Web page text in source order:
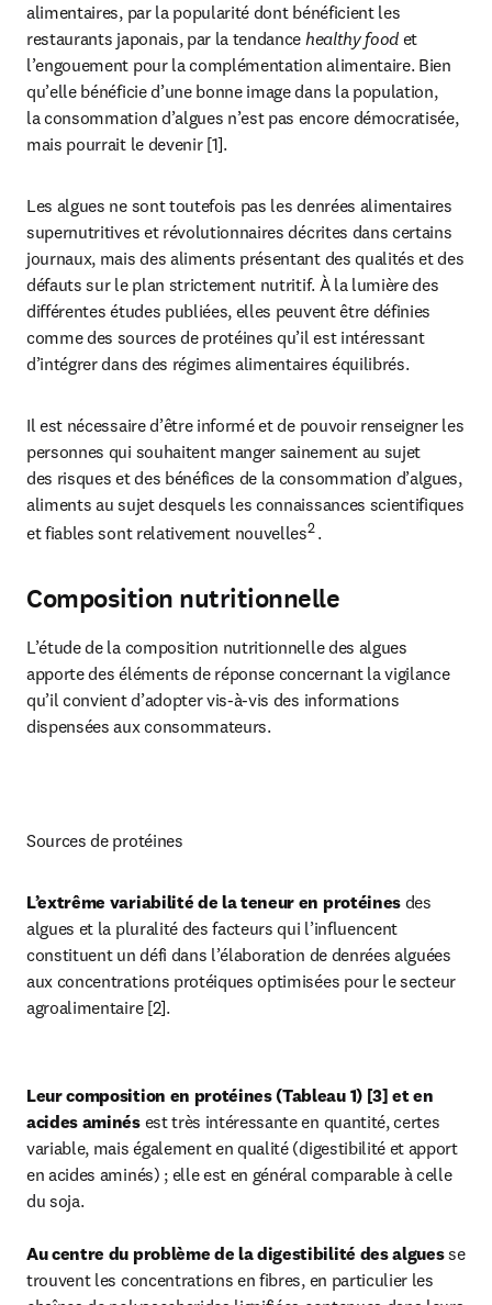
alimentaires, par la popularité dont bénéficient les
restaurants japonais, par la tendance healthy food et
l’engouement pour la complémentation alimentaire. Bien
qu’elle bénéficie d’une bonne image dans la population,
la consommation d’algues n’est pas encore démocratisée,
mais pourrait le devenir [1].
Les algues ne sont toutefois pas les denrées alimentaires
supernutritives et révolutionnaires décrites dans certains
journaux, mais des aliments présentant des qualités et des
défauts sur le plan strictement nutritif. À la lumière des
différentes études publiées, elles peuvent être définies
comme des sources de protéines qu’il est intéressant
d’intégrer dans des régimes alimentaires équilibrés.
Il est nécessaire d’être informé et de pouvoir renseigner les
personnes qui souhaitent manger sainement au sujet
des risques et des bénéfices de la consommation d’algues,
aliments au sujet desquels les connaissances scientifiques
et fiables sont relativement nouvelles2 .
Composition nutritionnelle
L’étude de la composition nutritionnelle des algues
apporte des éléments de réponse concernant la vigilance
qu’il convient d’adopter vis-à-vis des informations
dispensées aux consommateurs.
Sources de protéines
L’extrême variabilité de la teneur en protéines des
algues et la pluralité des facteurs qui l’influencent
constituent un défi dans l’élaboration de denrées alguées
aux concentrations protéiques optimisées pour le secteur
agroalimentaire [2].
Leur composition en protéines (Tableau 1) [3] et en
acides aminés est très intéressante en quantité, certes
variable, mais également en qualité (digestibilité et apport
en acides aminés) ; elle est en général comparable à celle
du soja.
Au centre du problème de la digestibilité des algues se
trouvent les concentrations en fibres, en particulier les